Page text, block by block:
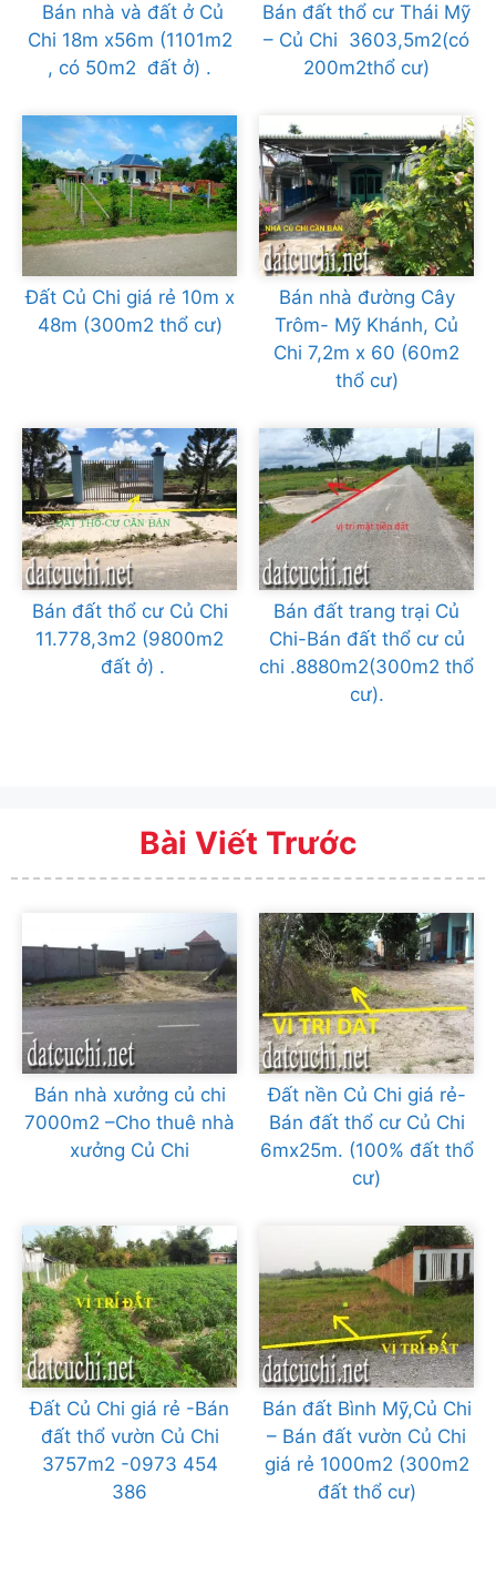
Bán nhà và đất ở Củ
Chi 18m x56m (1101m2
, có 50m2 đất ở) .
Bán đất thổ cư Thái Mỹ
– Củ Chi 3603,5m2(có
200m2thổ cư)
Đất Củ Chi giá rẻ 10m x
48m (300m2 thổ cư)
Bán nhà đường Cây
Trôm- Mỹ Khánh, Củ
Chi 7,2m x 60 (60m2
thổ cư)
Bán đất thổ cư Củ Chi
11.778,3m2 (9800m2
đất ở) .
Bán đất trang trại Củ
Chi-Bán đất thổ cư củ
chi .8880m2(300m2 thổ
cư).
Bài Viết Trước
Bán nhà xưởng củ chi
7000m2 –Cho thuê nhà
xưởng Củ Chi
Đất nền Củ Chi giá rẻ-
Bán đất thổ cư Củ Chi
6mx25m. (100% đất thổ
cư)
Đất Củ Chi giá rẻ -Bán
đất thổ vườn Củ Chi
3757m2 -0973 454
386
Bán đất Bình Mỹ,Củ Chi
– Bán đất vườn Củ Chi
giá rẻ 1000m2 (300m2
đất thổ cư)